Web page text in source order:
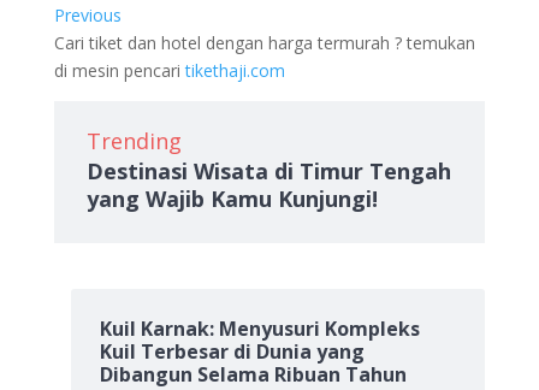
Previous
Cari tiket dan hotel dengan harga termurah ? temukan
di mesin pencaritikethaji.com
Trending
Destinasi Wisata di Timur Tengah
yang Wajib Kamu Kunjungi!
Kuil Karnak: Menyusuri Kompleks
Kuil Terbesar di Dunia yang
Dibangun Selama Ribuan Tahun